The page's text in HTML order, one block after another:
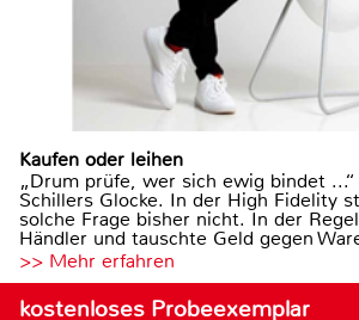
Kaufen oder leihen
„Drum prüfe, wer sich ewig bindet
Schillers Glocke. In der High Fidelity
solche Frage bisher nicht. In der
Händler und tauschte Geld gegen
>> Mehr erfahren
kostenloses Probeexemplar